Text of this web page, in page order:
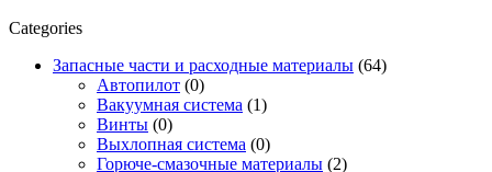
Categories
Запасные части и расходные материалы (64)
Автопилот (0)
Вакуумная система (1)
Винты (0)
Выхлопная система (0)
Горюче-смазочные материалы (2)